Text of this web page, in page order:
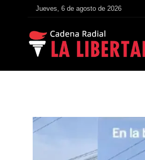
Jueves, 6 de agosto de 2026